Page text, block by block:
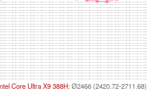
Core Ultra X9 388H:Ø2466 (2420.72-2711.68)